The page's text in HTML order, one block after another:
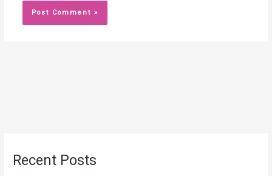
Recent Posts